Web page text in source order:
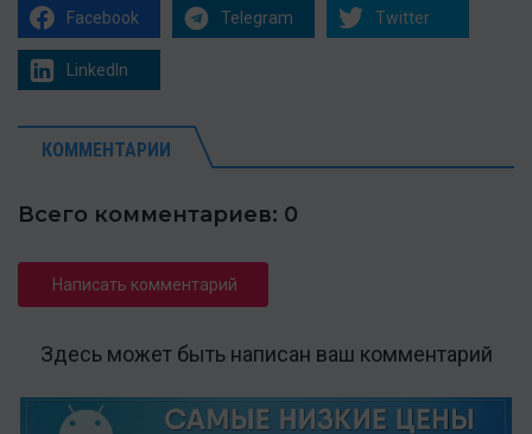
Facebook Telegram Twitter
LinkedIn
КОММЕНТАРИИ
Всего комментариев: 0
Написать комментарий
Здесь может быть написан ваш комментарий